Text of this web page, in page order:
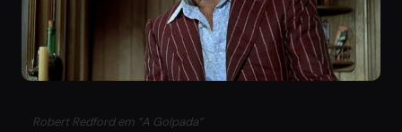
Robert Redford em “A Golpada”